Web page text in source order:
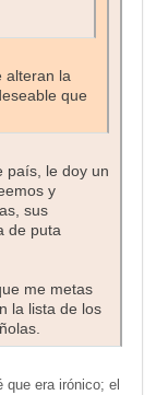
alteran la
que
país, le doy un
y
sus
de puta
me metas
la lista de los
era irónico; el